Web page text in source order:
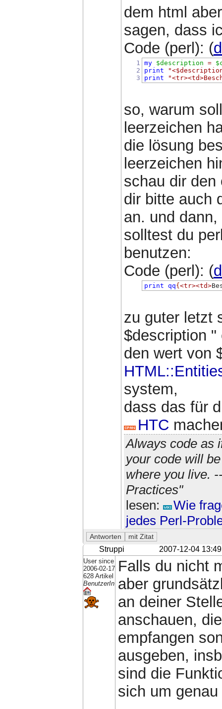
dem html
sagen, dass
Code (perl): (
1
2
3
my $description =
print
print
so, warum
leerzeichen
die lösung
leerzeichen
schau dir den
dir bitte auch
an. und
solltest du
benutzen:
Code (perl): (
print qq{<tr><td>
zu guter letzt
$description
den wert von
system,
dass das für
HTC
Always code as
your code will
where you live.
Practices"
lesen:
Wie
jedes Perl-
Struppi 2007-12-04 13:49
User since
2006-02-17
628 Artikel
BenutzerIn
Falls du nicht
aber
an deiner
anschauen,
empfangen
ausgeben,
sind die
sich um